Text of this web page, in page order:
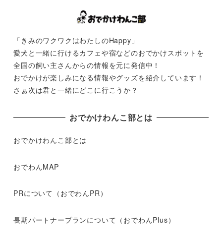
「きみのワクワクはわたしのHappy」
愛犬と一緒に行けるカフェや宿などのおでかけスポットを
全国の飼い主さんからの情報を元に発信中！
おでかけが楽しみになる情報やグッズを紹介しています！
さぁ次は君と一緒にどこに行こうか？
おでかけわんこ部とは
おでかけわんこ部とは
おでわんMAP
PRについて（おでわんPR）
長期パートナープランについて（おでわんPlus）